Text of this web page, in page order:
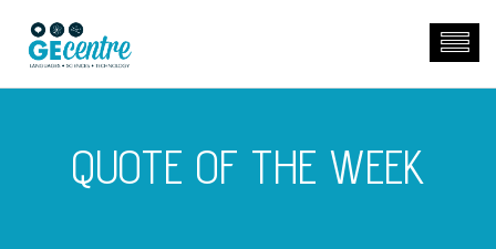
QUOTE OF THE WEEK